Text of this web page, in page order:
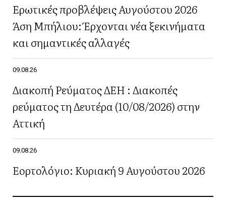
Ερωτικές προβλέψεις Αυγούστου 2026
Άση Μπήλιου: Έρχονται νέα ξεκινήματα
και σημαντικές αλλαγές
09.08.26
Διακοπή Ρεύματος ΔΕΗ : Διακοπές
ρεύματος τη Δευτέρα (10/08/2026) στην
Αττική
09.08.26
Εορτολόγιο: Κυριακή 9 Αυγούστου 2026